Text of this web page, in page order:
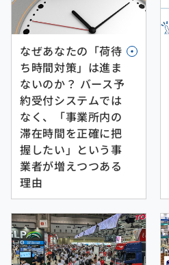
なぜあなたの「荷待
ち時間対策」は進ま
ないのか？ バース予
約受付システムでは
なく、「事業所内の
滞在時間を正確に把
握したい」という事
業者が増えつつある
理由